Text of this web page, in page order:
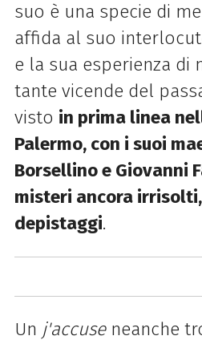
suo è una specie di
affida al suo
e la sua esperienza di
tante vicende del
visto in prima linea
Palermo, con i suoi
Borsellino e Giovanni
misteri ancora
depistaggi.
Un j'accuseneanche